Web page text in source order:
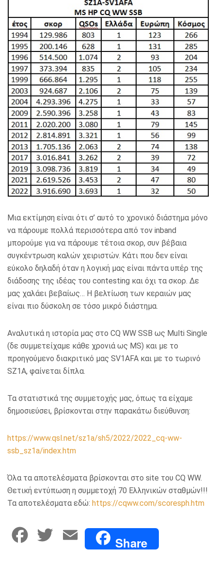
Μια εκτίμηση είναι ότι σ’ αυτό το χρονικό διάστημα μόνο
να πάρουμε πολλά περισσότερα από τον inband
μπορούμε για να πάρουμε τέτοια σκορ, συν βέβαια
συγκέντρωση καλών χειριστών. Κάτι που δεν είναι
εύκολο δηλαδή όταν η λογική μας είναι πάντα υπέρ της
διάδοσης της ιδέας του contesting και όχι τα σκορ. Δε
μας χαλάει βεβαίως… Η βελτίωση των κεραιών μας
είναι πιο δύσκολη σε τόσο μικρό διάστημα.
Αναλυτικά η ιστορία μας στο CQ WW SSB ως Multi Single
(δε συμμετείχαμε κάθε χρονιά ως MS) και με το
προηγούμενο διακριτικό μας SV1AFA και με το τωρινό
SZ1A, φαίνεται δίπλα.
Τα στατιστικά της συμμετοχής μας, όπως τα είχαμε
δημοσιεύσει, βρίσκονται στην παρακάτω διεύθυνση:
https://www.qsl.net/sz1a/sh5/2022/2022_cq-ww-
ssb_sz1a/index.htm
Όλα τα αποτελέσματα βρίσκονται στο site του CQ WW.
Θετική εντύπωση η συμμετοχή 70 Ελληνικών σταθμών!!!
Τα αποτελέσματα εδώ: https://cqww.com/scoresph.htm
E Share